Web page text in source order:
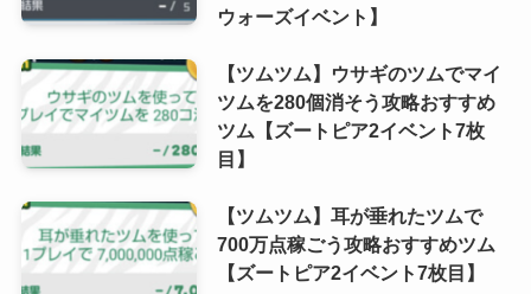
ウォーズイベント】
【ツムツム】ウサギのツムでマイ
ツムを280個消そう攻略おすすめ
ツム【ズートピア2イベント7枚
目】
【ツムツム】耳が垂れたツムで
700万点稼ごう攻略おすすめツム
【ズートピア2イベント7枚目】